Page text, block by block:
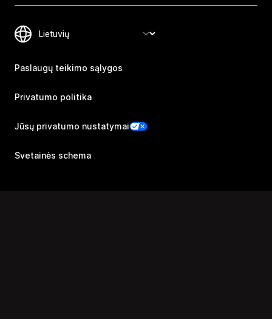
Paslaugų teikimo sąlygos
Privatumo politika
Jūsų privatumo nustatymai
Svetainės schema